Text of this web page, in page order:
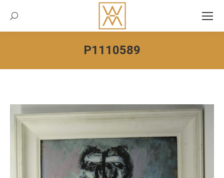
Recherche:
P1110589
Vous êtes ici :